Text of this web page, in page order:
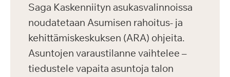
Saga Kaskenniityn asukasvalinnoissa
noudatetaan Asumisen rahoitus- ja
kehittämiskeskuksen (ARA) ohjeita.
Asuntojen varaustilanne vaihtelee –
tiedustele vapaita asuntoja talon